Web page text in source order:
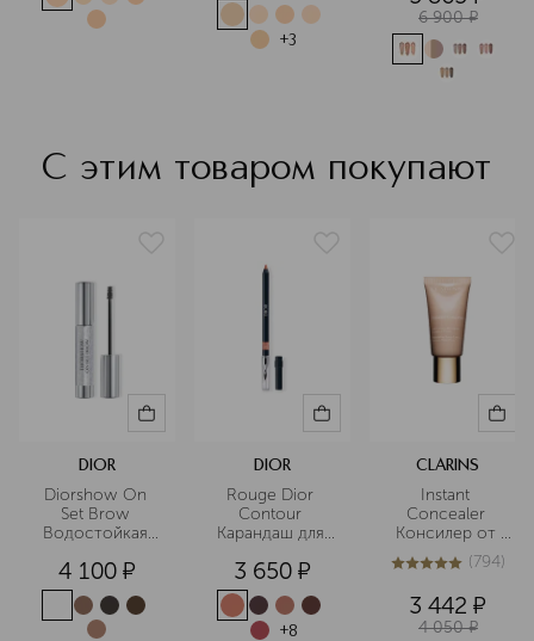
+3
6 900 ¤
С этим товаром покупают
DIOR
Diorshow On
Set Brow
Водостойкая
бровей,
придающая
объем
4 100 ¤
DIOR
Rouge Dior
Contour
Карандаш для
3 650 ¤
+8
CLARINS
Instant
Concealer
Консилер от
темных кругов
моментального
5из 5794 (794)
3 442 ¤
4 050 ¤